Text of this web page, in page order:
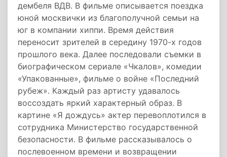
дембеля ВДВ. В фильме описывается поездка
юной москвички из благополучной семьи на
юг в компании хиппи. Время действия
переносит зрителей в середину 1970-х годов
прошлого века. Далее последовали съемки в
биографическом сериале «Чкалов», комедии
«Упакованные», фильме о войне «Последний
рубеж». Каждый раз артисту удавалось
воссоздать яркий характерный образ. В
картине «Я дождусь» актер перевоплотился в
сотрудника Министерство государственной
безопасности. В фильме рассказывалось о
послевоенном времени и возвращении